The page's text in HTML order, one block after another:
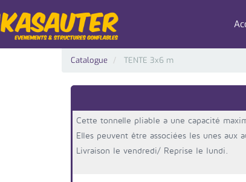
Catalogue TENTE 3x6 m
Cette tonnelle pliable a une capacité
Elles peuvent être associées les unes aux
Livraison le vendredi/ Reprise le lundi.